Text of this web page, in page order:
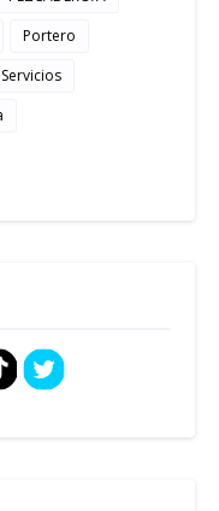
Portero
Servicios